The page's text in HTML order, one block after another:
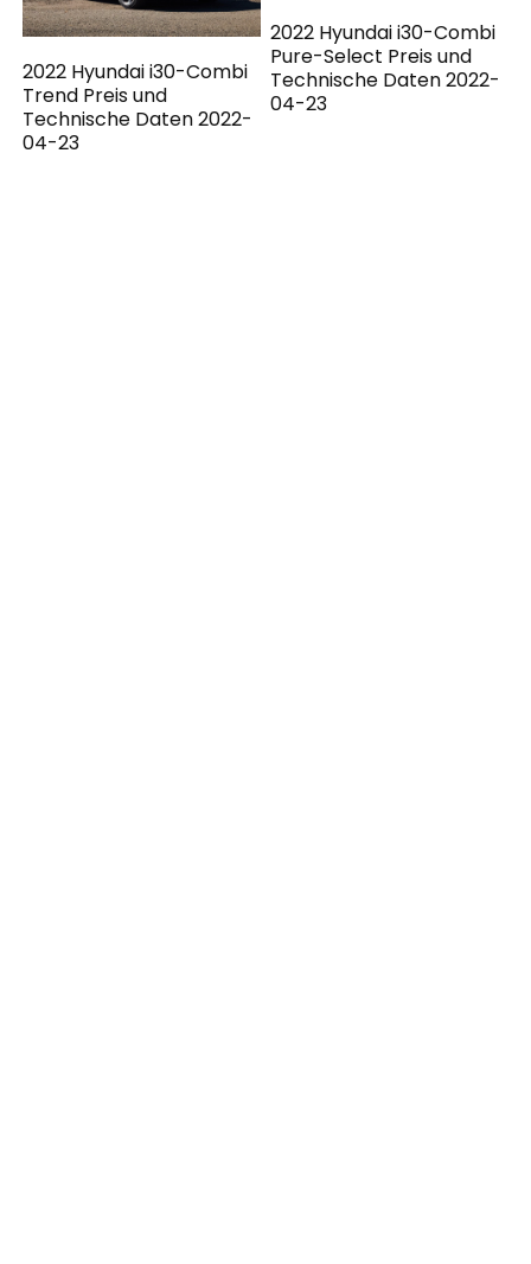
2022 Hyundai i30-Combi
Trend Preis und
Technische Daten 2022-
04-23
2022 Hyundai i30-Combi
Pure-Select Preis und
Technische Daten 2022-
04-23